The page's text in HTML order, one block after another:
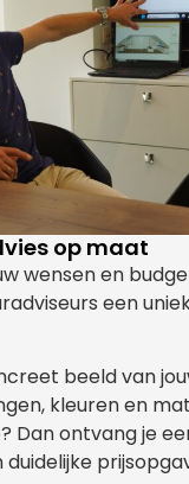
op maat
wensen en
een
beeld van
kleuren en
Dan ontvang je